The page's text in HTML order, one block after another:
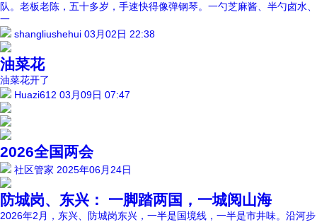
队。老板老陈，五十多岁，手速快得像弹钢琴。一勺芝麻酱、半勺卤水、
一
shangliushehui 03月02日 22:38
油菜花
油菜花开了
Huazi612 03月09日 07:47
2026全国两会
社区管家 2025年06月24日
防城岗、东兴： 一脚踏两国，一城阅山海
2026年2月，东兴、防城岗东兴，一半是国境线，一半是市井味。沿河步